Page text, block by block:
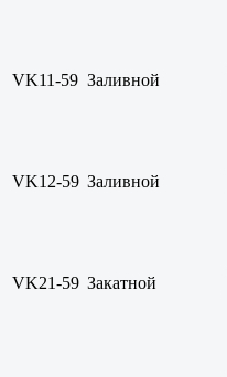
VK11-59 Заливной
VK12-59 Заливной
VK21-59 Закатной